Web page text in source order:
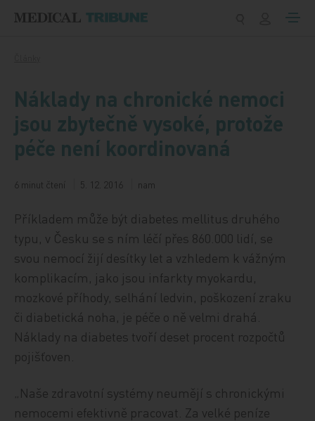
Náklady na chronické nemoci
jsou zbytečně vysoké, protože
péče není koordinovaná
6 minut čtení 5. 12. 2016 nam
Příkladem může být diabetes mellitus druhého
typu, v Česku se s ním léčí přes 860.000 lidí, se
svou nemocí žijí desítky let a vzhledem k vážným
komplikacím, jako jsou infarkty myokardu,
mozkové příhody, selhání ledvin, poškození zraku
či diabetická noha, je péče o ně velmi drahá.
Náklady na diabetes tvoří deset procent rozpočtů
pojišťoven.
„Naše zdravotní systémy neumějí s chronickými
nemocemi efektivně pracovat. Za velké peníze